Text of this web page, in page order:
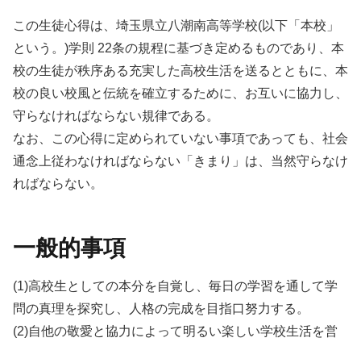
この生徒心得は、埼玉県立八潮南高等学校(以下「本校」
という。)学則 22条の規程に基づき定めるものであり、本
校の生徒が秩序ある充実した高校生活を送るとともに、本
校の良い校風と伝統を確立するために、お互いに協力し、
守らなければならない規律である。
なお、この心得に定められていない事項であっても、社会
通念上従わなければならない「きまり」は、当然守らなけ
ればならない。
一般的事項
(1)高校生としての本分を自覚し、毎日の学習を通して学
問の真理を探究し、人格の完成を目指口努力する。
(2)自他の敬愛と協力によって明るい楽しい学校生活を営